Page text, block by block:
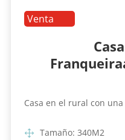
Venta
Casa en el rural con
Tamaño: 340M2